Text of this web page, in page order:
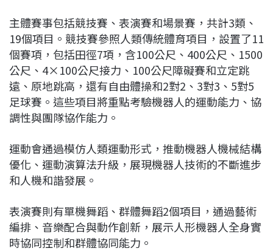
主體賽事包括競技賽、表演賽和場景賽，共計3類、
19個項目。競技賽參照人類傳統體育項目，設置了11
個賽項，包括田徑7項，含100公尺、400公尺、1500
公尺、4×100公尺接力、100公尺障礙賽和立定跳
遠、原地跳高，還有自由體操和2對2、3對3、5對5
足球賽。這些項目將重點考驗機器人的運動能力、協
調性與團隊協作能力。
運動會通過模仿人類運動形式，推動機器人機械結構
優化、運動演算法升級，展現機器人技術的不斷進步
和人機和諧發展。
表演賽則有單機舞蹈、群體舞蹈2個項目，通過藝術
編排、音樂配合與動作創新，展示人形機器人全身實
時協同控制和群體協同能力。